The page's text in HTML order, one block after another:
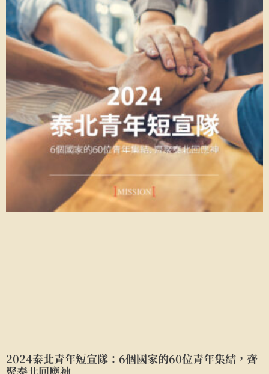
2024泰北青年短宣隊：6個國家的60位青年集結，齊
聚泰北回應神